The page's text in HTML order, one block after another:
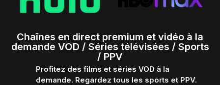
Chaînes en direct premium et vidéo à la
demande VOD / Séries télévisées / Sports
/ PPV
Profitez des films et séries VOD à la
demande. Regardez tous les sports et PPV.